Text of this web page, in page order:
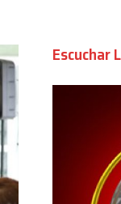
Escuchar